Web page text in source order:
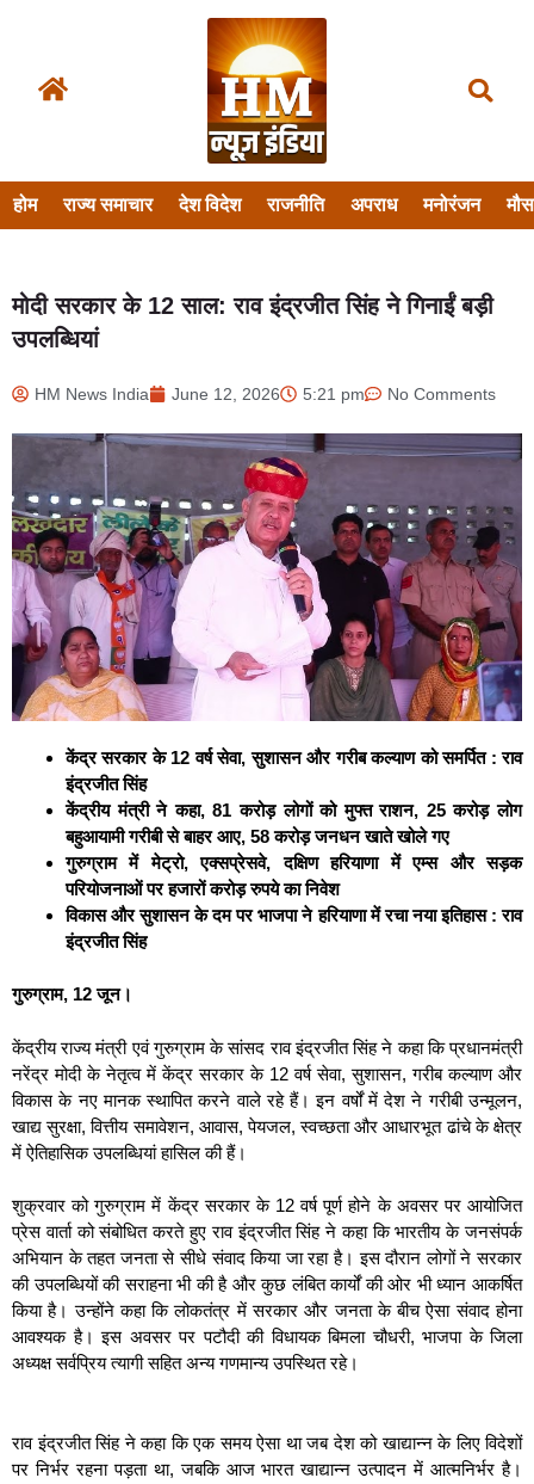
होम राज्य समाचार देश विदेश राजनीति अपराध मनोरंजन
मोदी सरकार के 12 साल: राव इंद्रजीत सिंह ने गिनाईं बड़ी
उपलब्धियां
HM News India June 12, 2026 5:21 pm No Comments
केंद्र सरकार के 12 वर्ष सेवा, सुशासन और गरीब कल्याण को समर्पित : राव
इंद्रजीत सिंह
केंद्रीय मंत्री ने कहा, 81 करोड़ लोगों को मुफ्त राशन, 25 करोड़ लोग
बहुआयामी गरीबी से बाहर आए, 58 करोड़ जनधन खाते खोले गए
गुरुग्राम में मेट्रो, एक्सप्रेसवे, दक्षिण हरियाणा में एम्स और सड़क
परियोजनाओं पर हजारों करोड़ रुपये का निवेश
विकास और सुशासन के दम पर भाजपा ने हरियाणा में रचा नया इतिहास : राव
इंद्रजीत सिंह
गुरुग्राम, 12 जून।
केंद्रीय राज्य मंत्री एवं गुरुग्राम के सांसद राव इंद्रजीत सिंह ने कहा कि प्रधानमंत्री
नरेंद्र मोदी के नेतृत्व में केंद्र सरकार के 12 वर्ष सेवा, सुशासन, गरीब कल्याण और
विकास के नए मानक स्थापित करने वाले रहे हैं। इन वर्षों में देश ने गरीबी उन्मूलन,
खाद्य सुरक्षा, वित्तीय समावेशन, आवास, पेयजल, स्वच्छता और आधारभूत ढांचे के क्षेत्र
में ऐतिहासिक उपलब्धियां हासिल की हैं।
शुक्रवार को गुरुग्राम में केंद्र सरकार के 12 वर्ष पूर्ण होने के अवसर पर आयोजित
प्रेस वार्ता को संबोधित करते हुए राव इंद्रजीत सिंह ने कहा कि भारतीय के जनसंपर्क
अभियान के तहत जनता से सीधे संवाद किया जा रहा है। इस दौरान लोगों ने सरकार
की उपलब्धियों की सराहना भी की है और कुछ लंबित कार्यों की ओर भी ध्यान आकर्षित
किया है। उन्होंने कहा कि लोकतंत्र में सरकार और जनता के बीच ऐसा संवाद होना
आवश्यक है। इस अवसर पर पटौदी की विधायक बिमला चौधरी, भाजपा के जिला
अध्यक्ष सर्वप्रिय त्यागी सहित अन्य गणमान्य उपस्थित रहे।
राव इंद्रजीत सिंह ने कहा कि एक समय ऐसा था जब देश को खाद्यान्न के लिए विदेशों
पर निर्भर रहना पड़ता था, जबकि आज भारत खाद्यान्न उत्पादन में आत्मनिर्भर है।